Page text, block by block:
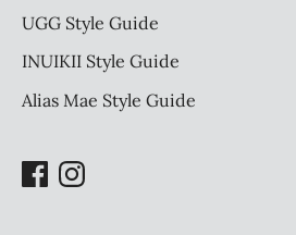
UGG Style Guide
INUIKII Style Guide
Alias Mae Style Guide